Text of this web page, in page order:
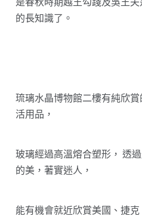
的長知識了。
琉璃水晶博物館二樓有純欣
活用品，
玻璃經過高溫熔合塑形， 透
的美，著實迷人，
能有機會就近欣賞美國、捷